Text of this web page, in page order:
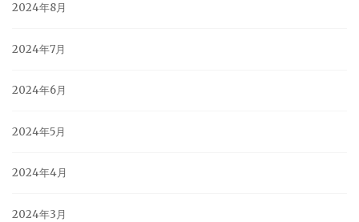
2024年8月
2024年7月
2024年6月
2024年5月
2024年4月
2024年3月